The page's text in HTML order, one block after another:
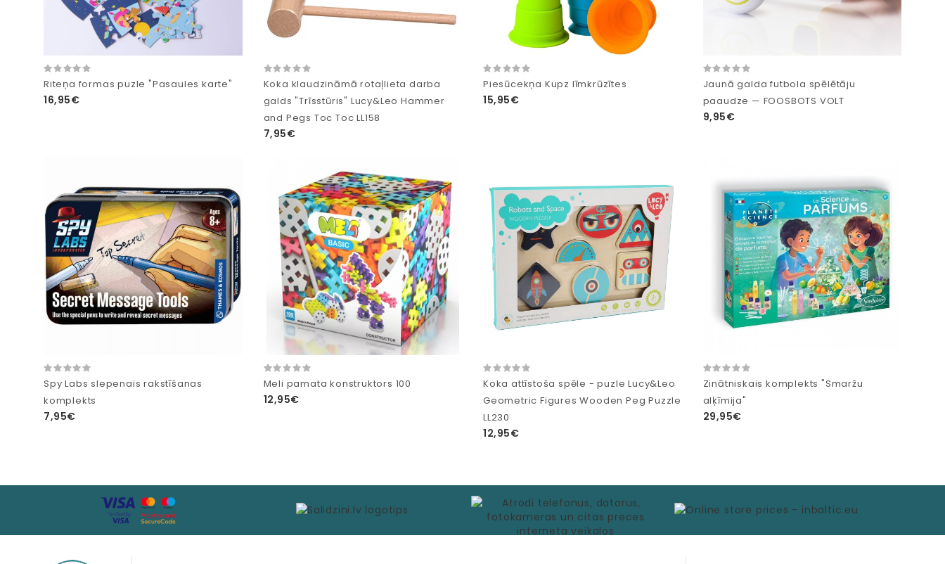
Riteņa formas puzle "Pasaules karte"
16,95€
Koka klaudzināmā rotaļlieta darba
galds "Trīsstūris" Lucy&Leo Hammer
and Pegs Toc Toc LL158
7,95€
Piesūcekņa Kupz līmkrūzītes
15,95€
Jaunā galda futbola spēlētāju
paaudze — FOOSBOTS VOLT
9,95€
Spy Labs slepenais rakstīšanas
komplekts
7,95€
Meli pamata konstruktors 100
12,95€
Koka attīstoša spēle - puzle Lucy&Leo
Geometric Figures Wooden Peg Puzzle
LL230
12,95€
Zinātniskais komplekts "Smaržu
alķīmija"
29,95€